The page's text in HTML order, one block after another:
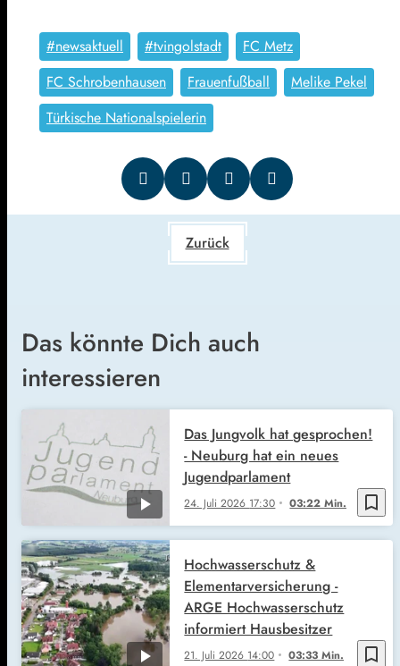
#newsaktuell #tvingolstadt
FC Metz
FC Schrobenhausen
Frauenfußball
Melike Pekel
Türkische Nationalspielerin
Zurück
Das könnte Dich auch
interessieren
bookmark_border
24. Juli 2026 17:30 03:22 Min.
Das Jungvolk hat gesprochen!
- Neuburg hat ein neues
Jugendparlament
bookmark_border
21. Juli 2026 14:00 03:33 Min.
Hochwasserschutz &
Elementarversicherung -
ARGE Hochwasserschutz
informiert Hausbesitzer